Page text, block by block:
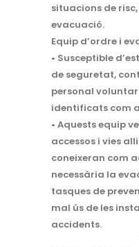
situacions de
evacuació.
Equip d’ordre i
• Susceptible
de seguretat,
personal
identificats com
• Aquests equip
accessos i vies
coneixeran com
necessària la
tasques de
mal ús de les
accidents.